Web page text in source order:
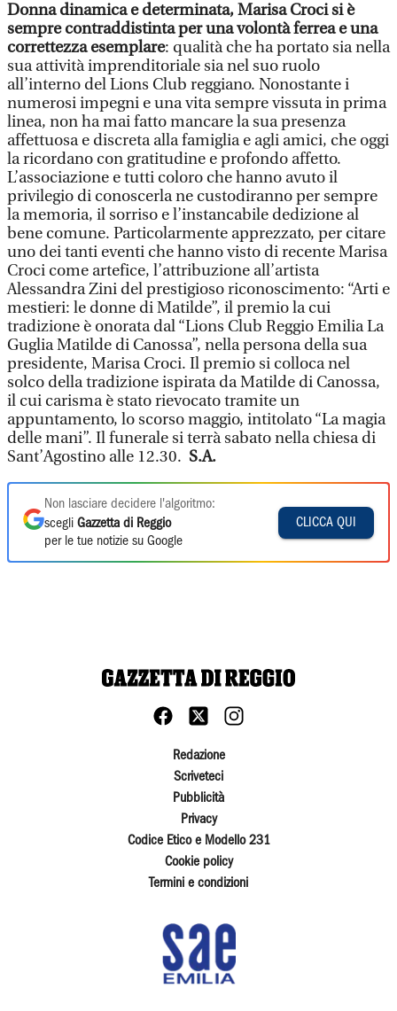
Donna dinamica e determinata, Marisa Croci si è
sempre contraddistinta per una volontà ferrea e una
correttezza esemplare: qualità che ha portato sia nella
sua attività imprenditoriale sia nel suo ruolo
all’interno del Lions Club reggiano. Nonostante i
numerosi impegni e una vita sempre vissuta in prima
linea, non ha mai fatto mancare la sua presenza
affettuosa e discreta alla famiglia e agli amici, che oggi
la ricordano con gratitudine e profondo affetto.
L’associazione e tutti coloro che hanno avuto il
privilegio di conoscerla ne custodiranno per sempre
la memoria, il sorriso e l’instancabile dedizione al
bene comune. Particolarmente apprezzato, per citare
uno dei tanti eventi che hanno visto di recente Marisa
Croci come artefice, l’attribuzione all’artista
Alessandra Zini del prestigioso riconoscimento: “Arti e
mestieri: le donne di Matilde”, il premio la cui
tradizione è onorata dal “Lions Club Reggio Emilia La
Guglia Matilde di Canossa”, nella persona della sua
presidente, Marisa Croci. Il premio si colloca nel
solco della tradizione ispirata da Matilde di Canossa,
il cui carisma è stato rievocato tramite un
appuntamento, lo scorso maggio, intitolato “La magia
delle mani”. Il funerale si terrà sabato nella chiesa di
Sant’Agostino alle 12.30. S.A.
Non lasciare decidere l'algoritmo:
scegli Gazzetta di Reggio
per le tue notizie su Google
CLICCA QUI
Redazione
Scriveteci
Pubblicità
Privacy
Codice Etico e Modello 231
Cookie policy
Termini e condizioni